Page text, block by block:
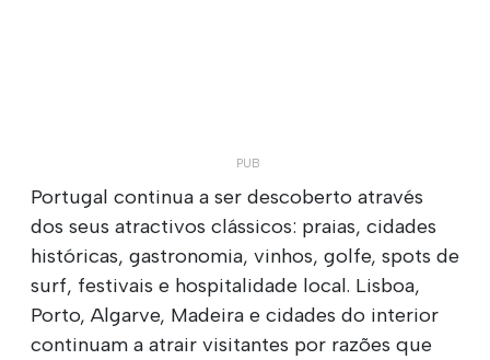
Portugal continua a ser descoberto através
dos seus atractivos clássicos: praias, cidades
históricas, gastronomia, vinhos, golfe, spots de
surf, festivais e hospitalidade local. Lisboa,
Porto, Algarve, Madeira e cidades do interior
continuam a atrair visitantes por razões que